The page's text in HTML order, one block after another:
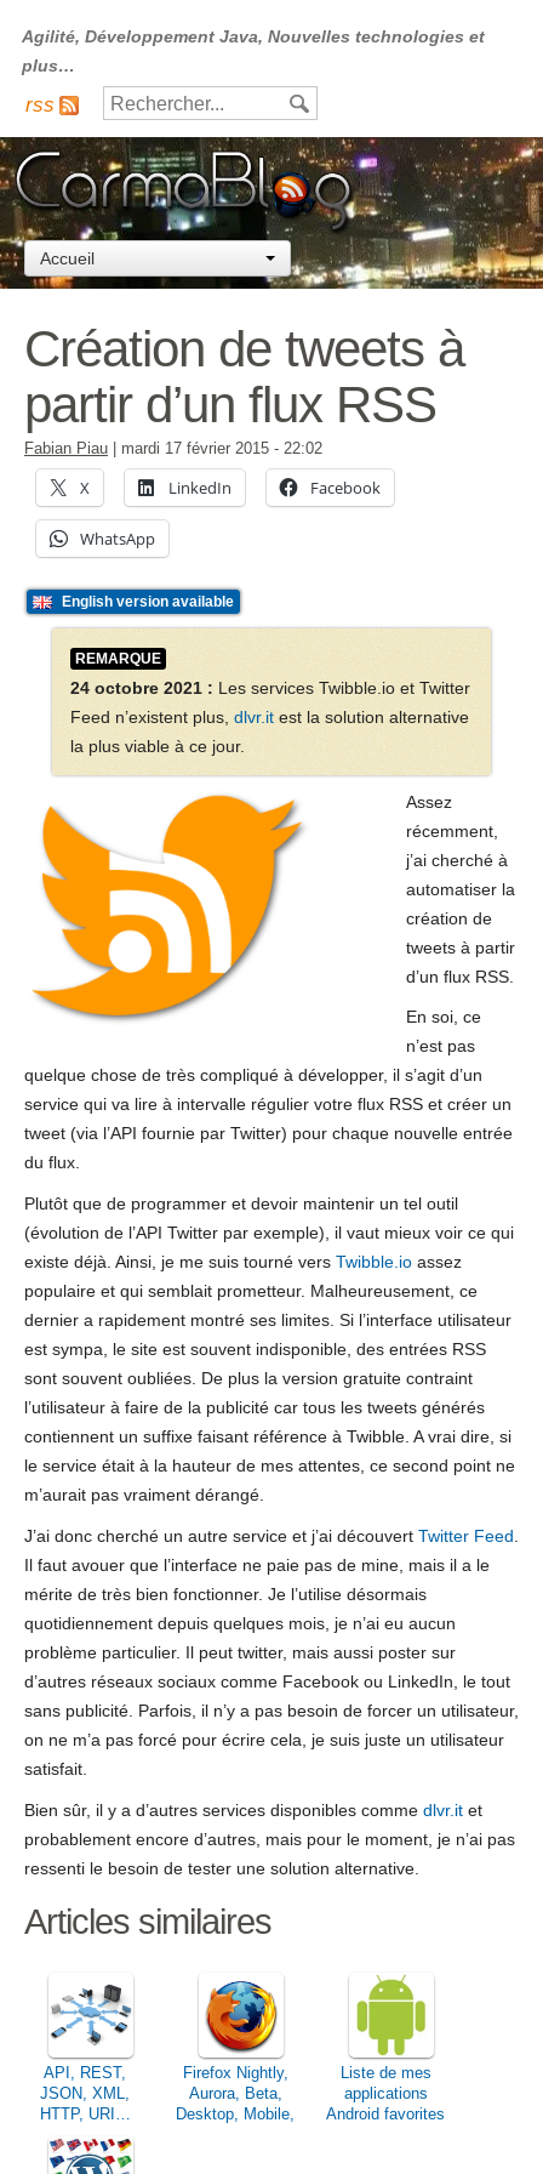
Agilité, Développement Java, Nouvelles technologies et
plus…
rss
Accueil
Création de tweets à
partir d’un flux RSS
Fabian Piau mardi 17 février 2015 - 22:02
X LinkedIn Facebook
WhatsApp
English version available
REMARQUE
24 octobre 2021 : Les services Twibble.io et Twitter
Feed n’existent plus, dlvr.it est la solution alternative
la plus viable à ce jour.
Assez
récemment,
j’ai cherché à
automatiser la
création de
tweets à partir
d’un flux RSS.
En soi, ce
n’est pas
quelque chose de très compliqué à développer, il s’agit d’un
service qui va lire à intervalle régulier votre flux RSS et créer un
tweet (via l’API fournie par Twitter) pour chaque nouvelle entrée
du flux.
Plutôt que de programmer et devoir maintenir un tel outil
(évolution de l’API Twitter par exemple), il vaut mieux voir ce qui
existe déjà. Ainsi, je me suis tourné vers Twibble.io assez
populaire et qui semblait prometteur. Malheureusement, ce
dernier a rapidement montré ses limites. Si l’interface utilisateur
est sympa, le site est souvent indisponible, des entrées RSS
sont souvent oubliées. De plus la version gratuite contraint
l’utilisateur à faire de la publicité car tous les tweets générés
contiennent un suffixe faisant référence à Twibble. A vrai dire, si
le service était à la hauteur de mes attentes, ce second point ne
m’aurait pas vraiment dérangé.
J’ai donc cherché un autre service et j’ai découvert Twitter Feed
Il faut avouer que l’interface ne paie pas de mine, mais il a le
mérite de très bien fonctionner. Je l’utilise désormais
quotidiennement depuis quelques mois, je n’ai eu aucun
problème particulier. Il peut twitter, mais aussi poster sur
d’autres réseaux sociaux comme Facebook ou LinkedIn, le tout
sans publicité. Parfois, il n’y a pas besoin de forcer un utilisateur,
on ne m’a pas forcé pour écrire cela, je suis juste un utilisateur
satisfait.
Bien sûr, il y a d’autres services disponibles comme dlvr.it et
probablement encore d’autres, mais pour le moment, je n’ai pas
ressenti le besoin de tester une solution alternative.
Articles similaires
API, REST,
JSON, XML,
HTTP, URI…
Vous parlez
quelle langue en
Firefox Nightly,
Aurora, Beta,
Desktop, Mobile,
Liste de mes
applications
Android favorites